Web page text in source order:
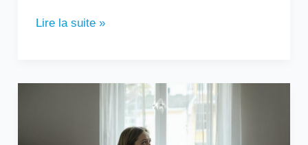
Lire la suite »